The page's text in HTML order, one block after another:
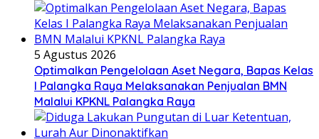
5 Agustus 2026
Optimalkan Pengelolaan Aset Negara, Bapas Kelas
I Palangka Raya Melaksanakan Penjualan BMN
Malalui KPKNL Palangka Raya